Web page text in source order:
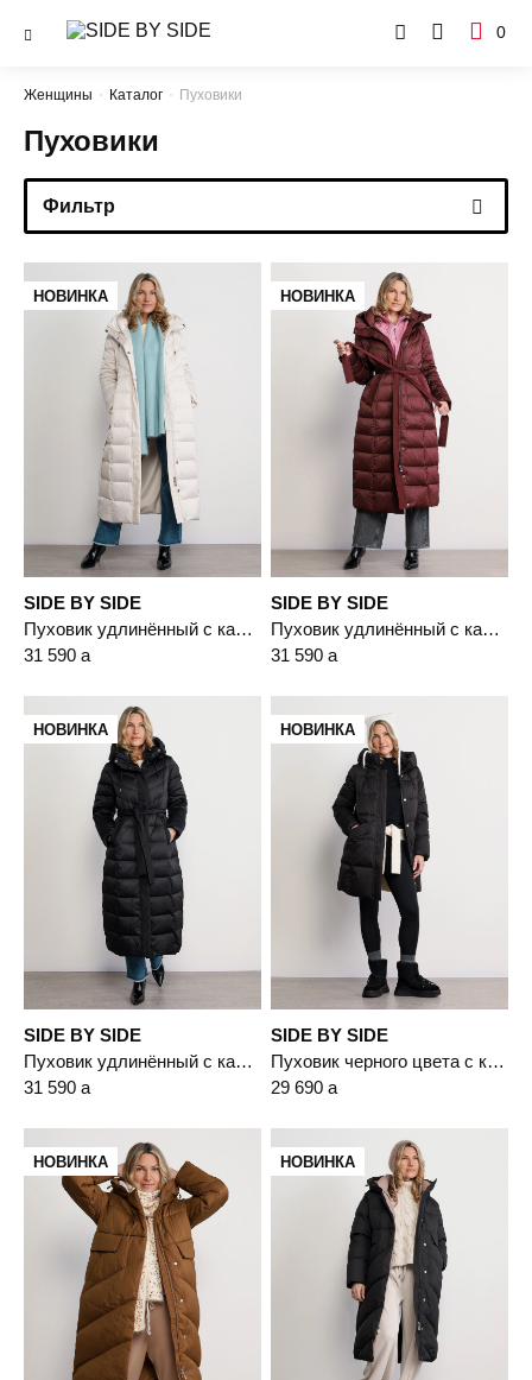
0
Женщины Каталог Пуховики
Пуховики
Фильтр
НОВИНКА
SIDE BY SIDE
Пуховик удлинённый с капюшоном светло-бежевого цвета с пухом белой утки
31 590 a
НОВИНКА
SIDE BY SIDE
Пуховик удлинённый с капюшоном бордового цвета с пухом белой утки
31 590 a
НОВИНКА
SIDE BY SIDE
Пуховик удлинённый с капюшоном черного цвета с пухом белой утки
31 590 a
НОВИНКА
SIDE BY SIDE
Пуховик черного цвета с капюшоном
29 690 a
НОВИНКА НОВИНКА